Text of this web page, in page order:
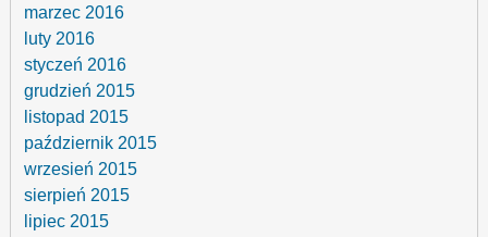
marzec 2016
luty 2016
styczeń 2016
grudzień 2015
listopad 2015
październik 2015
wrzesień 2015
sierpień 2015
lipiec 2015